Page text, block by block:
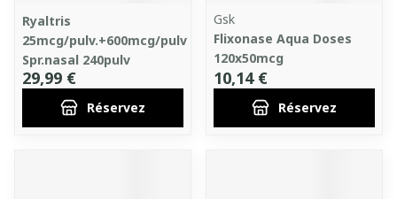
Ryaltris
25mcg/pulv.+600mcg/pulv
Spr.nasal 240pulv
29,99 €
Réservez
Gsk
Flixonase Aqua Doses
120x50mcg
10,14 €
Réservez